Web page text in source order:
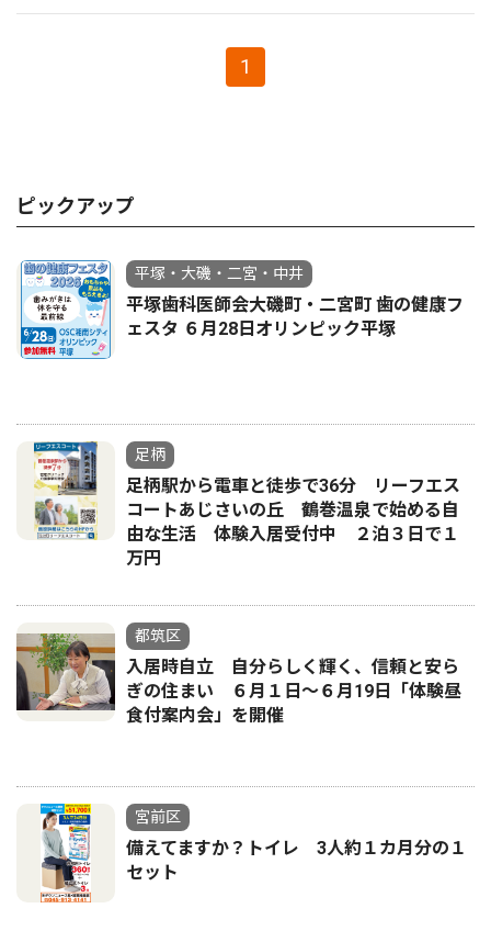
1
ピックアップ
平塚・大磯・二宮・中井
平塚歯科医師会大磯町・二宮町 歯の健康フ
ェスタ ６月28日オリンピック平塚
足柄
足柄駅から電車と徒歩で36分 リーフエス
コートあじさいの丘 鶴巻温泉で始める自
由な生活 体験入居受付中 ２泊３日で１
万円
都筑区
入居時自立 自分らしく輝く、信頼と安ら
ぎの住まい ６月１日～６月19日「体験昼
食付案内会」を開催
宮前区
備えてますか？トイレ 3人約１カ月分の１
セット